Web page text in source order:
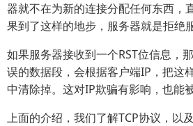
器就不在为新的连接分配任何东西，
果到了这样的地步，服务器就是拒绝
如果服务器接收到一个RST位信息，
误的数据段，会根据客户端IP，把这
中清除掉。这对IP欺骗有影响，也能
上面的介绍，我们了解TCP协议，以